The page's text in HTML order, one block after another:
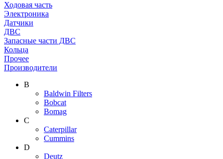
Ходовая часть
Электроника
Датчики
ДВС
Запасные части ДВС
Кольца
Прочее
Производители
B
Baldwin Filters
Bobcat
Bomag
C
Caterpillar
Cummins
D
Deutz